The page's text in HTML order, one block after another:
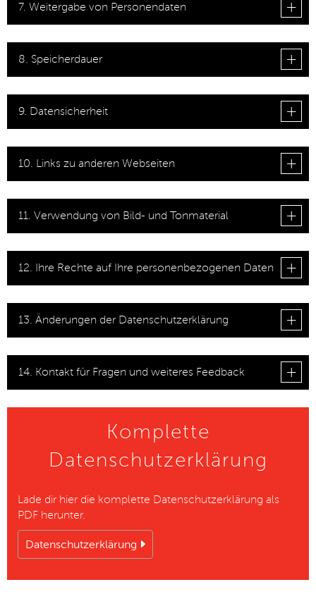
7. Weitergabe von Personendaten
8. Speicherdauer
9. Datensicherheit
10. Links zu anderen Webseiten
11. Verwendung von Bild- und Tonmaterial
12. Ihre Rechte auf Ihre personenbezogenen Daten
13. Änderungen der Datenschutzerklärung
14. Kontakt für Fragen und weiteres Feedback
Komplette
Datenschutzerklärung
Lade dir hier die komplette Datenschutzerklärung als
PDF herunter.
Datenschutzerklärung